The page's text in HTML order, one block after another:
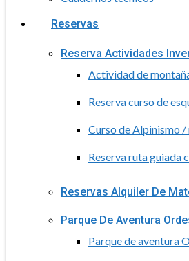
Reservas
Reserva Actividades
Actividad de
Reserva curso de
Curso de Alpinismo
Reserva ruta guiada
Reservas Alquiler De
Parque De Aventura
Parque de aventura